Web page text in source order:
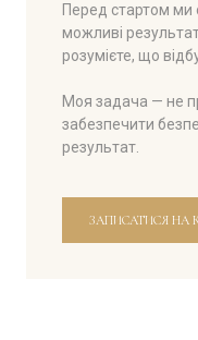
Перед стартом ми
можливі
розумієте, що
Моя задача — не
забезпечити
результат.
ЗАПИСАТИСЯ НА